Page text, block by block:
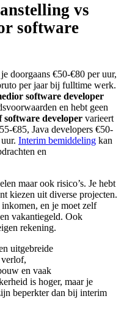
vs
software
doorgaans €50-€80 per uur,
per jaar bij fulltime werk.
software developer
en hebt geen
developer varieert
€85, Java developers €50-
Interim bemiddeling kan
en
maar ook risico’s. Je hebt
kiezen uit diverse projecten.
inkomen, en je moet zelf
vakantiegeld. Ook
rekening.
uitgebreide
en vaak
is hoger, maar je
beperkter dan bij interim